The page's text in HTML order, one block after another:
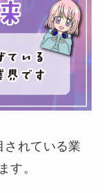
されている業
す。